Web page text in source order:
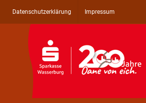
Datenschutzerklärung Impressum